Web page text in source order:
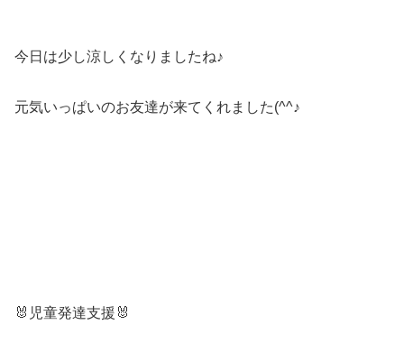
今日は少し涼しくなりましたね♪
元気いっぱいのお友達が来てくれました(^^♪
🐰児童発達支援🐰